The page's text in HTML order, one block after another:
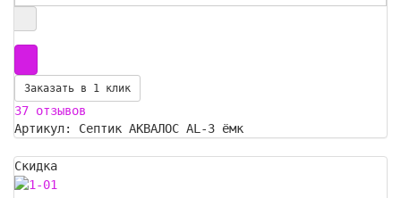
Заказать в 1 клик
37 отзывов
Артикул: Септик АКВАЛОС AL-3 ёмк
Скидка